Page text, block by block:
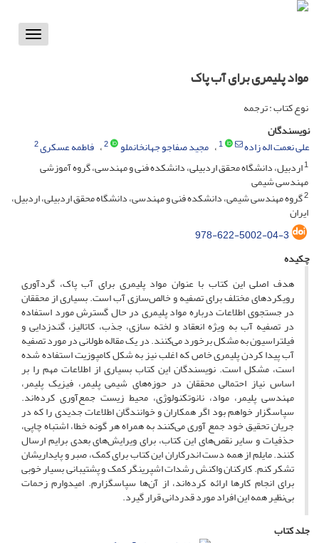
Toggle
مواد پلیمری برای آب پاک
نوع کتاب : ترجمه
نویسندگان
علی نعمت اله زاده
1 مجید صفاجو جهانخانملو 2 فاطمه عسکری2
1اردبیل، دانشگاه محقق اردبیلی، دانشکده فنی و مهندسی، گروه آموزشی
مهندسی شیمی
2گروه مهندسی شیمی، دانشکده فنی و مهندسی، دانشگاه محقق اردبیلی، اردبیل،
ایران
978-622-5002-04-3
چکیده
هدف اصلی این کتاب با عنوان مواد پلیمری برای آب پاک، گردآوری
رویکردهای مختلف برای تصفیه و خالص‌سازی آب است. بسیاری از محققان
در جستجوی اطلاعات درباره مواد پلیمری در حال گسترش مورد استفاده
در تصفیه آب به ویژه انعقاد و لخته سازی، جذب، کاتالیز، گندزدایی و
فیلتراسیون به مشکل برخورد می‌کنند. در یک مقاله طولانی در مورد تصفیه
آب پیدا کردن پلیمری خاص که اغلب نیز به شکل کامپوزیت استفاده شده
است، مشکل است. نویسندگان این کتاب بسیاری از اطلاعات مهم را بر
اساس نیاز احتمالی محققان در حوزه‌های شیمی پلیمر، فیزیک پلیمر،
مهندسی پلیمر، مواد، نانوتکنولوژی، محیط زیست جمع‌آوری کرده‌اند.
سپاسگزار خواهم بود اگر همکاران و خوانندگان اطلاعات جدیدی را که در
جریان تحقیق خود جمع آوری می‌کنند به همراه هر گونه خطا، اشتباه چاپی،
حذفیات و سایر نقص‌های این کتاب، برای ویرایش‌های بعدی برایم ارسال
کنند. مایلم از همه دست اندرکاران این کتاب برای کمک، صبر و پایداریشان
تشکر کنم. کارکنان واکنش رشدات اشپرینگر کمک و پشتیبانی بسیار خوبی
برای انجام کارها ارائه کرده‌اند، از آن‌ها سپاسگزارم. امیدوارم زحمات
بی‌نظیر همه این افراد مورد قدردانی قرار گیرد.
جلد کتاب